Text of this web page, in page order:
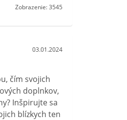
Zobrazenie: 3545
03.01.2024
čím svojich
doplnkov,
Inšpirujte sa
blízkych ten